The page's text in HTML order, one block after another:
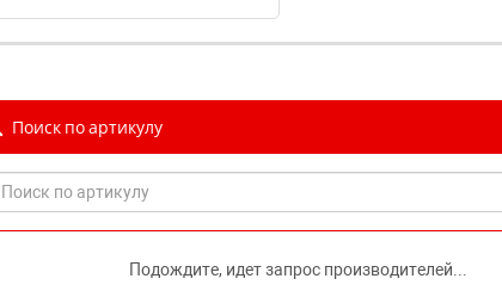
Поиск по артикулу
Подождите, идет запрос производителей...